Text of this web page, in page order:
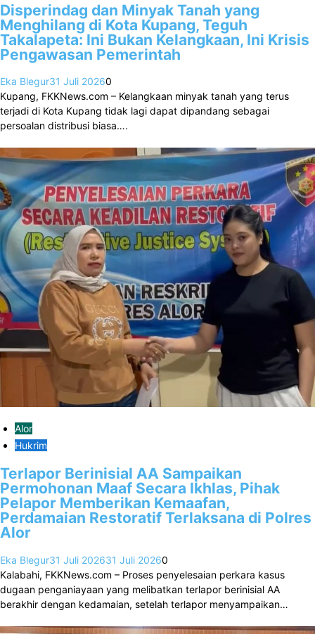
Disperindag dan Minyak Tanah yang
Menghilang di Kota Kupang, Teguh
Takalapeta: Ini Bukan Kelangkaan, Ini Krisis
Pengawasan Pemerintah
Eka Blegur31 Juli 20260
Kupang, FKKNews.com – Kelangkaan minyak tanah yang terus
terjadi di Kota Kupang tidak lagi dapat dipandang sebagai
persoalan distribusi biasa….
Alor
Hukrim
Terlapor Berinisial AA Sampaikan
Permohonan Maaf Secara Ikhlas, Pihak
Pelapor Memberikan Kemaafan,
Perdamaian Restoratif Terlaksana di Polres
Alor
Eka Blegur31 Juli 202631 Juli 20260
Kalabahi, FKKNews.com – Proses penyelesaian perkara kasus
dugaan penganiayaan yang melibatkan terlapor berinisial AA
berakhir dengan kedamaian, setelah terlapor menyampaikan…